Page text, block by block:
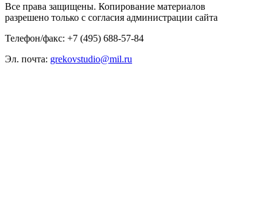
Все права защищены. Копирование материалов
разрешено только с согласия администрации сайта
Телефон/факс: +7 (495) 688-57-84
Эл. почта: grekovstudio@mil.ru